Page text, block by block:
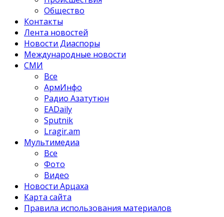
Общество
Контакты
Лента новостей
Новости Диаспоры
Международные новости
СМИ
Все
АрмИнфо
Радио Азатутюн
EADaily
Sputnik
Lragir.am
Мультимедиа
Все
Фото
Видео
Новости Арцаха
Карта сайта
Правила использования материалов